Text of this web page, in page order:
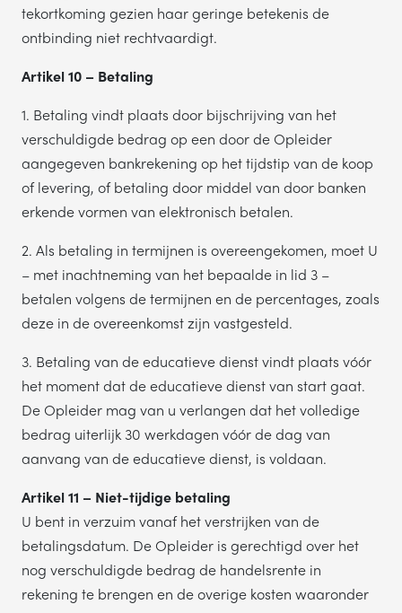
tekortkoming gezien haar geringe betekenis de
ontbinding niet rechtvaardigt.
Artikel 10 – Betaling
1. Betaling vindt plaats door bijschrijving van het
verschuldigde bedrag op een door de Opleider
aangegeven bankrekening op het tijdstip van de koop
of levering, of betaling door middel van door banken
erkende vormen van elektronisch betalen.
2. Als betaling in termijnen is overeengekomen, moet U
– met inachtneming van het bepaalde in lid 3 –
betalen volgens de termijnen en de percentages, zoals
deze in de overeenkomst zijn vastgesteld.
3. Betaling van de educatieve dienst vindt plaats vóór
het moment dat de educatieve dienst van start gaat.
De Opleider mag van u verlangen dat het volledige
bedrag uiterlijk 30 werkdagen vóór de dag van
aanvang van de educatieve dienst, is voldaan.
Artikel 11 – Niet-tijdige betaling
U bent in verzuim vanaf het verstrijken van de
betalingsdatum. De Opleider is gerechtigd over het
nog verschuldigde bedrag de handelsrente in
rekening te brengen en de overige kosten waaronder